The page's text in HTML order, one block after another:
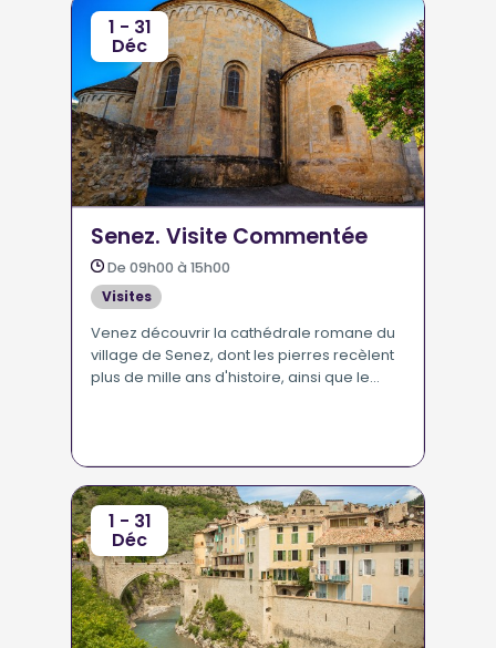
1 - 31
Déc
Senez. Visite Commentée
De 09h00 à 15h00
Visites
Venez découvrir la cathédrale romane du
village de Senez, dont les pierres recèlent
plus de mille ans d'histoire, ainsi que le
1 - 31
Déc